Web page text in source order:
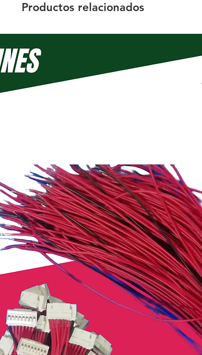
Productos relacionados